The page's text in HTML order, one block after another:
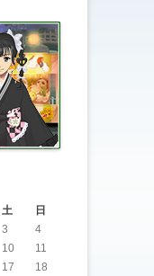
土
日
3
4
10
11
17
18